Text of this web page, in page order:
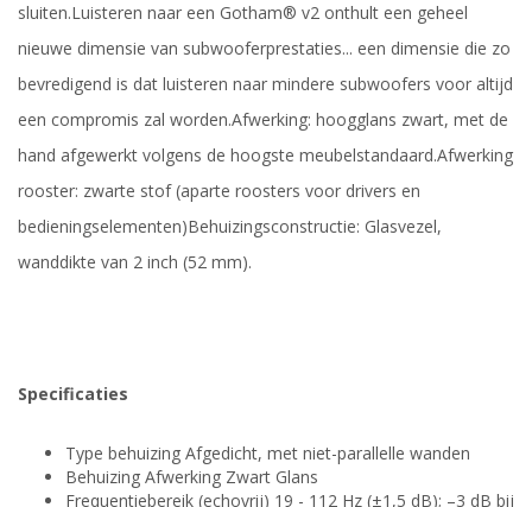
sluiten.Luisteren naar een Gotham® v2 onthult een geheel
nieuwe dimensie van subwooferprestaties... een dimensie die zo
bevredigend is dat luisteren naar mindere subwoofers voor altijd
een compromis zal worden.Afwerking: hoogglans zwart, met de
hand afgewerkt volgens de hoogste meubelstandaard.Afwerking
rooster: zwarte stof (aparte roosters voor drivers en
bedieningselementen)Behuizingsconstructie: Glasvezel,
wanddikte van 2 inch (52 mm).
Specificaties
Type behuizing Afgedicht, met niet-parallelle wanden
Behuizing Afwerking Zwart Glans
Frequentiebereik (echovrij) 19 - 112 Hz (±1,5 dB); –3 dB bij